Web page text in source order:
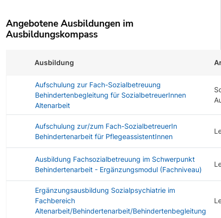
Angebotene Ausbildungen im
Ausbildungskompass
Ausbildung
Aufschulung zur Fach-Sozialbetreuung
Behindertenbegleitung für SozialbetreuerInnen
Altenarbeit
Aufschulung zur/zum Fach-SozialbetreuerIn
Behindertenarbeit für PflegeassistentInnen
Ausbildung Fachsozialbetreuung im Schwerpunkt
Behindertenarbeit - Ergänzungsmodul (Fachniveau)
Ergänzungsausbildung Sozialpsychiatrie im
Fachbereich
Altenarbeit/Behindertenarbeit/Behindertenbegleitung